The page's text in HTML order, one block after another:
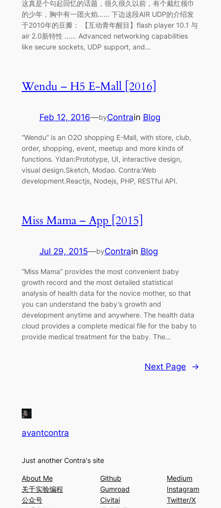
这真是个勾起回忆的话题，很久很久以前，有个戴红领巾
的少年，胸中有一团火焰…… 下边这段AIR UDP的介绍发
于2010年的豆瓣： 【互动青年醒目】flash player 10.1 与
air 2.0新特性 …… Advanced networking capabilities
like secure sockets, UDP support, and…
Wendu – H5 E-Mall [2016]
Feb 12, 2016—byContrain Blog
“Wendu” is an O2O shopping E-Mall, with store, club,
order, shopping, event, meetup and more kinds of
functions. Yidan:Prototype, UI, interactive design,
visual design.Sketch, Modao. Contra:Web
development.Reactjs, Nodejs, PHP, RESTful API.
Miss Mama – App [2015]
Jul 29, 2015—byContrain Blog
“Miss Mama” provides the most convenient baby
growth record and the most detailed statistical
analysis of health data for the novice mother, so that
you can understand the baby’s growth and
development anytime and anywhere. The health data
cloud provides a complete medical file for the baby to
provide medical treatment for the baby. The…
Next Page →
avantcontra
Just another Contra's site
About Me
关于实验编程
公众号
Github
Gumroad
Civitai
Medium
Instagram
Twitter/X